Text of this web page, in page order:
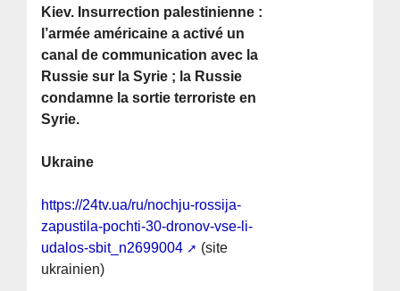
Kiev. Insurrection palestinienne :
l’armée américaine a activé un
canal de communication avec la
Russie sur la Syrie ; la Russie
condamne la sortie terroriste en
Syrie.
Ukraine
https://24tv.ua/ru/nochju-rossija-
zapustila-pochti-30-dronov-vse-li-
udalos-sbit_n2699004
(site
ukrainien)